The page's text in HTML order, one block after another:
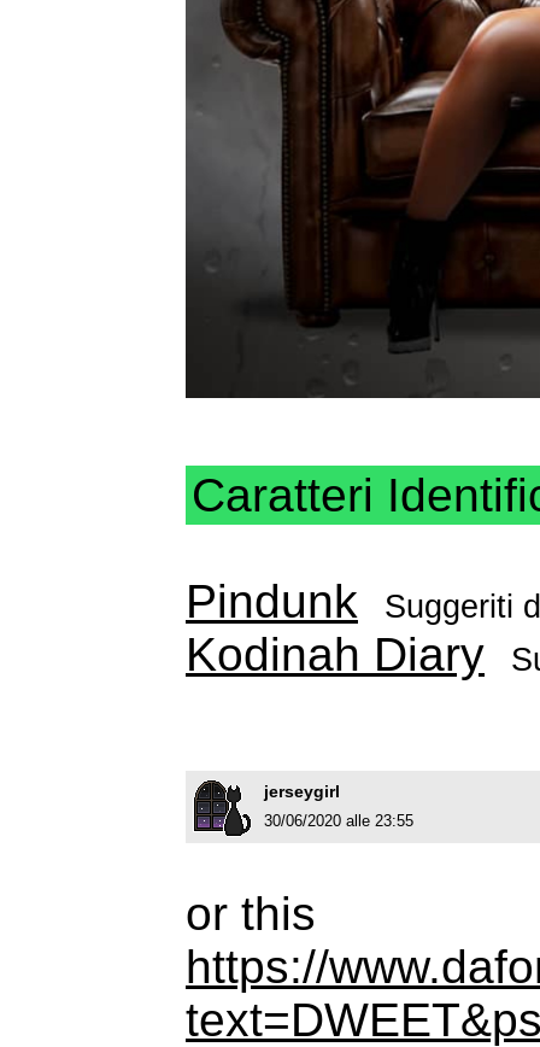
Caratteri
Pindunk Suggeriti
Kodinah Diary
jerseygirl
30/06/2020 alle 23:55
or this
https://